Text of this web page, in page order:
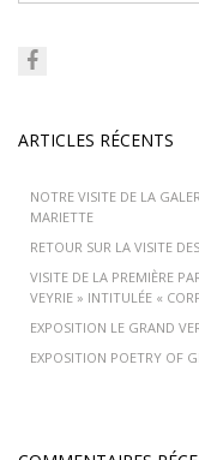
ARTICLES RÉCENTS
NOTRE VISITE DE LA
MARIETTE
RETOUR SUR LA VISITE
VISITE DE LA PREMIÈRE
VEYRIE » INTITULÉE «
EXPOSITION LE GRAND
EXPOSITION POETRY OF